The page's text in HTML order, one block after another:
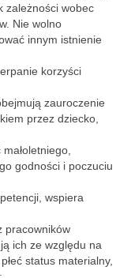
zależności wobec
Nie wolno
innym istnienie
korzyści
zauroczenie
przez dziecko,
godności i poczuciu
wspiera
pracowników
ich ze względu na
status materialny,